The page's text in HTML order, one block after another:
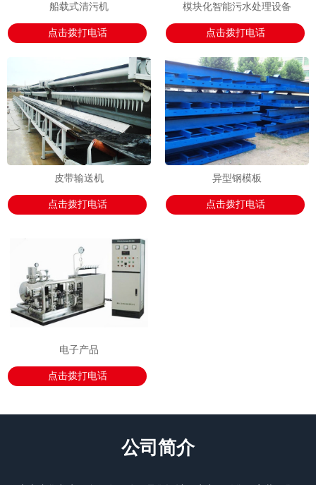
船载式清污机
点击拨打电话
模块化智能污水处理设备
点击拨打电话
皮带输送机
点击拨打电话
异型钢模板
点击拨打电话
电子产品
点击拨打电话
公司简介